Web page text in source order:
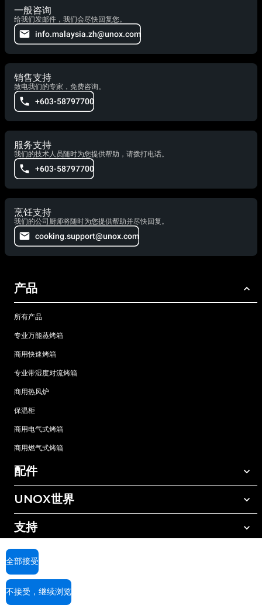
一般咨询
给我们发邮件，我们会尽快回复您。
info.malaysia.zh@unox.com
销售支持
致电我们的专家，免费咨询。
+603-58797700
服务支持
我们的技术人员随时为您提供帮助，请拨打电话。
+603-58797700
烹饪支持
我们的公司厨师将随时为您提供帮助并尽快回复。
cooking.support@unox.com
产品
所有产品
专业万能蒸烤箱
商用快速烤箱
专业带湿度对流烤箱
商用热风炉
保温柜
商用电气式烤箱
商用燃气式烤箱
配件
所有配件
手动清洗清洁剂
树脂过滤水处理
反渗透水处理
UNOX世界
我们在全球的办事处
支持
UNOX质保
查找经销商
查找服务中心
AI Content Disclaimer
全部接受
不接受，继续浏览